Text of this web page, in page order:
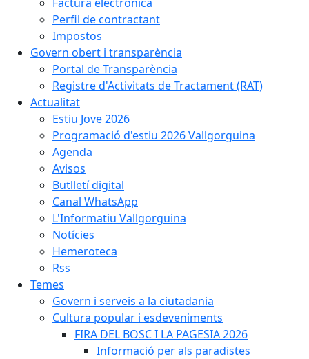
Perfil de contractant
Impostos
Govern obert i transparència
Portal de Transparència
Registre d'Activitats de Tractament (RAT)
Actualitat
Estiu Jove 2026
Programació d'estiu 2026 Vallgorguina
Agenda
Avisos
Butlletí digital
Canal WhatsApp
L'Informatiu Vallgorguina
Notícies
Hemeroteca
Rss
Temes
Govern i serveis a la ciutadania
Cultura popular i esdeveniments
FIRA DEL BOSC I LA PAGESIA 2026
Informació per als paradistes